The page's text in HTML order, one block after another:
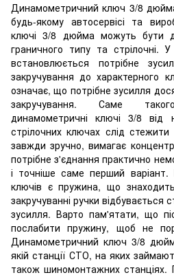
Динамометричний ключ 3/8
будь-якому автосервісі та
ключі 3/8 дюйма можуть бути
граничного типу та стрілочні.
встановлюється потрібне
закручування до характерного
означає, що потрібне зусилля
закручування. Саме
динамометричні ключі 3/8
стрілочних ключах слід
завжди зручно, вимагає
потрібне з'єднання практично
і точніше саме перший
ключів є пружина, що
закручуванні ручки відбувається
зусилля. Варто пам'ятати, що
послабити пружину, щоб не
Динамометричний ключ 3/8
якій станції СТО, на яких
також шиномонтажних станціях.